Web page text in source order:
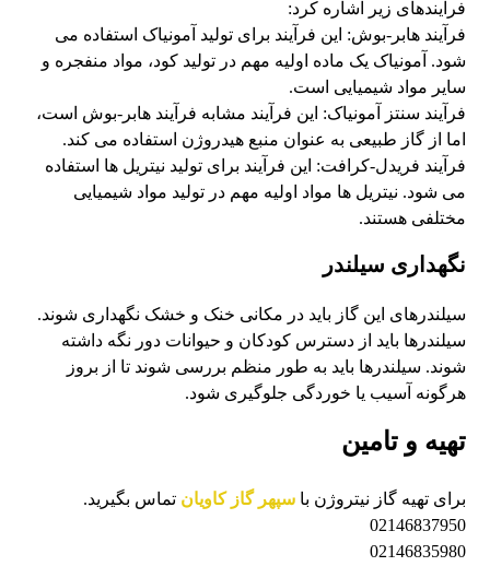
فرآیندهای زیر اشاره کرد:
فرآیند هابر-بوش: این فرآیند برای تولید آمونیاک استفاده می
شود. آمونیاک یک ماده اولیه مهم در تولید کود، مواد منفجره و
سایر مواد شیمیایی است.
فرآیند سنتز آمونیاک: این فرآیند مشابه فرآیند هابر-بوش است،
اما از گاز طبیعی به عنوان منبع هیدروژن استفاده می کند.
فرآیند فریدل-کرافت: این فرآیند برای تولید نیتریل ها استفاده
می شود. نیتریل ها مواد اولیه مهم در تولید مواد شیمیایی
مختلفی هستند.
نگهداری سیلندر
سیلندرهای این گاز باید در مکانی خنک و خشک نگهداری شوند.
سیلندرها باید از دسترس کودکان و حیوانات دور نگه داشته
شوند. سیلندرها باید به طور منظم بررسی شوند تا از بروز
هرگونه آسیب یا خوردگی جلوگیری شود.
تهیه و تامین
برای تهیه گاز نیتروژن باسپهر گاز کاویان تماس بگیرید.
02146837950
02146835980